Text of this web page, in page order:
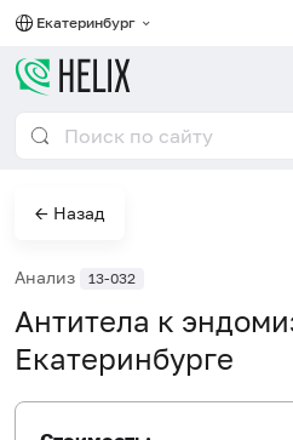
Екатеринбург
← Назад
Анализ 13-032
Антитела к
Екатеринбурге